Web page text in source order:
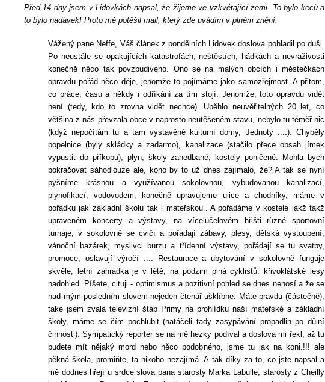
Před 14 dny jsem v Lidovkách napsal, že žijeme ve vzkvétající zemi. To bylo keců a
to bylo nadávek! Proto mě potěšil mail, který zde uvádím v plném znění:
Vážený pane Neffe, Váš článek z pondělních Lidovek doslova pohladil po duši.
Po neustále se opakujících katastrofách, neštěstích, hádkách a nevraživosti
konečně něco tak povzbudivého. Ono se na malých obcích i městečkách
opravdu pořád něco děje, jenomže to pojímáme jako samozřejmost. A přitom,
co práce, času a někdy i odříkání za tím stojí. Jenomže, toto opravdu vidět
není (tedy, kdo to zrovna vidět nechce). Uběhlo neuvěřitelných 20 let, co
většina z nás převzala obce v naprosto neutěšeném stavu, nebylo tu téměř nic
(když nepočítám tu a tam vystavěné kulturní domy, Jednoty ....). Chyběly
popelnice (byly skládky a zadarmo), kanalizace (stačilo přece obsah jímek
vypustit do příkopu), plyn, školy zanedbané, kostely poničené. Mohla bych
pokračovat sáhodlouze ale, koho by to už dnes zajímalo, že? A tak se nyní
pyšníme krásnou a využívanou sokolovnou, vybudovanou kanalizací,
plynofikací, vodovodem, konečně upravujeme ulice a chodníky, máme v
pořádku jak základní školu tak i mateřskou.. A pořádáme v kostele jakž takž
upraveném koncerty a výstavy, na vícelučelovém hřišti různé sportovní
turnaje, v sokolovně se cvičí a pořádají zábavy, plesy, dětská vystoupení,
vánoční bazárek, myslivci burzu a třídenní výstavy, pořádají se tu svatby,
promoce, oslavují výročí .... Restaurace a ubytování v sokolovně funguje
skvěle, letní zahrádka je v létě, na podzim plná cyklistů, křivoklátské lesy
nadohled. Píšete, cituji - optimismus a pozitivní pohled se dnes nenosí a že se
nad mým posledním slovem nejeden čtenář ušklíbne. Máte pravdu (částečně),
také jsem zvala televizní štáb Primy na prohlídku naší mateřské a základní
školy, máme se čím pochlubit (natáčeli tady zasypávání propadlin po důlní
činnosti). Sympatický reportér se na mě hezky podíval a doslova mi řekl, až tu
budete mít nějaký mord nebo něco podobného, jsme tu jak na koni.!!! ale
pěkná škola, promiňte, ta nikoho nezajímá. A tak díky za to, co jste napsal a
mě dodnes hřejí u srdce slova pana starosty Marka Labulle, starosty z Cheilly